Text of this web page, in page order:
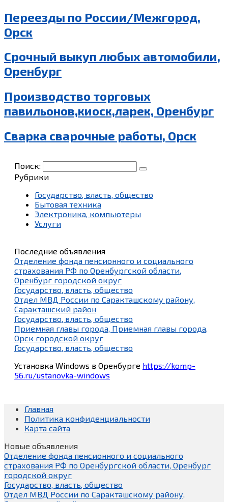
Переезды по России/Межгород,
Орск
Срочный выкуп любых автомобили,
Оренбург
Производство торговых
павильонов,киоск,ларек, Оренбург
Сварка сварочные работы, Орск
Поиск:
Рубрики
Государство, власть, общество
Бытовая техника
Электроника, компьютеры
Услуги
Последние объявления
Отделение фонда пенсионного и социального
страхования РФ по Оренбургской области,
Оренбург городской округ
Государство, власть, общество
Отдел МВД России по Саракташскому району,
Саракташский район
Государство, власть, общество
Приемная главы города, Приемная главы города,
Орск городской округ
Государство, власть, общество
Установка Windows в Оренбурге https://komp-
56.ru/ustanovka-windows
Главная
Политика конфиденциальности
Карта сайта
Новые объявления
Отделение фонда пенсионного и социального
страхования РФ по Оренбургской области, Оренбург
городской округ
Государство, власть, общество
Отдел МВД России по Саракташскому району,